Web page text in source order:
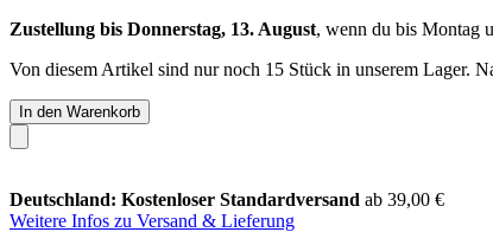
Zustellung bis Donnerstag, 13. August, wenn du bis Montag
Von diesem Artikel sind nur noch 15 Stück in unserem Lager.
In den Warenkorb
Deutschland: Kostenloser Standardversand ab 39,00 €
Weitere Infos zu Versand & Lieferung